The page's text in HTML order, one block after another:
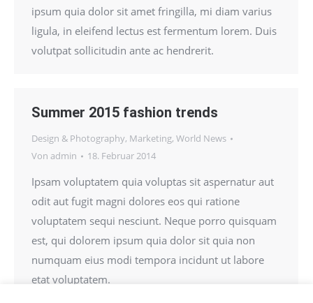
ipsum quia dolor sit amet fringilla, mi diam varius
ligula, in eleifend lectus est fermentum lorem. Duis
volutpat sollicitudin ante ac hendrerit.
Summer 2015 fashion trends
Design & Photography, Marketing, World News
Von admin 18. Februar 2014
Ipsam voluptatem quia voluptas sit aspernatur aut
odit aut fugit magni dolores eos qui ratione
voluptatem sequi nesciunt. Neque porro quisquam
est, qui dolorem ipsum quia dolor sit quia non
numquam eius modi tempora incidunt ut labore
etat voluptatem.